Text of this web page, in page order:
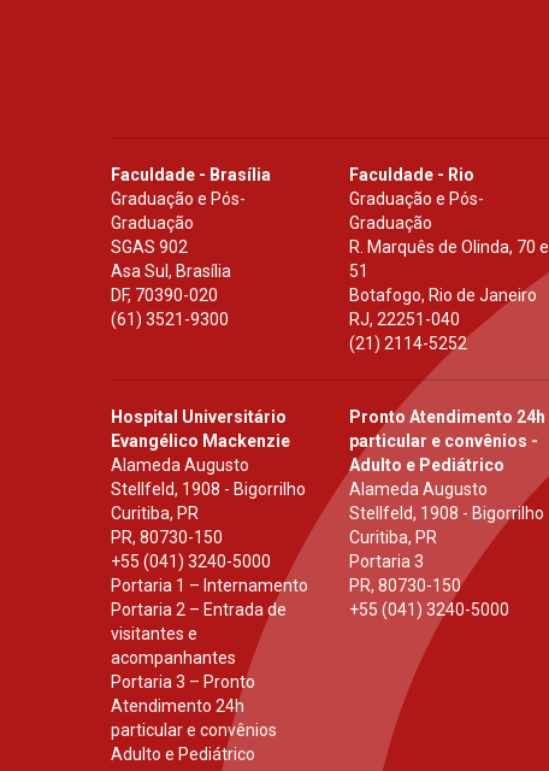
Faculdade - Brasília
Graduação e Pós-
Graduação
SGAS 902
Asa Sul, Brasília
DF, 70390-020
(61) 3521-9300
Faculdade - Rio
Graduação e Pós-
Graduação
R. Marquês de Olinda, 70 e
51
Botafogo, Rio de Janeiro
RJ,22251-040
(21) 2114-5252
Hospital Universitário
Evangélico Mackenzie
Alameda Augusto
Stellfeld, 1908 - Bigorrilho
Curitiba, PR
PR, 80730-150
+55 (041) 3240-5000
Portaria 1 – Internamento
Portaria 2 – Entrada de
visitantes e
acompanhantes
Portaria 3 – Pronto
Atendimento 24h
particular e convênios
Adulto e Pediátrico
Pronto Atendimento 24h
particular e convênios -
Adulto e Pediátrico
Alameda Augusto
Stellfeld, 1908 - Bigorrilho
Curitiba, PR
Portaria 3
PR,80730-150
+55 (041) 3240-5000